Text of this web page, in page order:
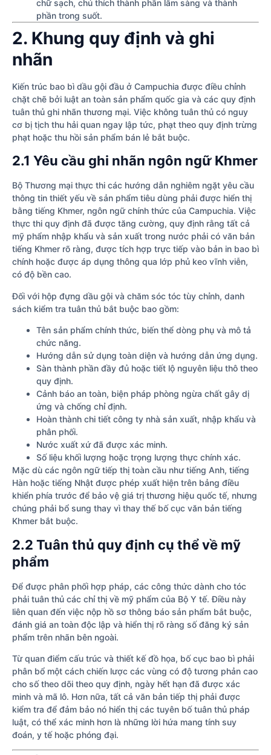
chữ sạch, chú thích thành phần lâm sàng và thành
phần trong suốt.
2. Khung quy định và ghi
nhãn
Kiến trúc bao bì dầu gội đầu ở Campuchia được điều chỉnh
chặt chẽ bởi luật an toàn sản phẩm quốc gia và các quy định
tuân thủ ghi nhãn thương mại. Việc không tuân thủ có nguy
cơ bị tịch thu hải quan ngay lập tức, phạt theo quy định trừng
phạt hoặc thu hồi sản phẩm bán lẻ bắt buộc.
2.1 Yêu cầu ghi nhãn ngôn ngữ Khmer
Bộ Thương mại thực thi các hướng dẫn nghiêm ngặt yêu cầu
thông tin thiết yếu về sản phẩm tiêu dùng phải được hiển thị
bằng tiếng Khmer, ngôn ngữ chính thức của Campuchia. Việc
thực thi quy định đã được tăng cường, quy định rằng tất cả
mỹ phẩm nhập khẩu và sản xuất trong nước phải có văn bản
tiếng Khmer rõ ràng, được tích hợp trực tiếp vào bản in bao bì
chính hoặc được áp dụng thông qua lớp phủ keo vĩnh viễn,
có độ bền cao.
Đối với hộp đựng dầu gội và chăm sóc tóc tùy chỉnh, danh
sách kiểm tra tuân thủ bắt buộc bao gồm:
Tên sản phẩm chính thức, biến thể dòng phụ và mô tả
chức năng.
Hướng dẫn sử dụng toàn diện và hướng dẫn ứng dụng.
Sàn thành phần đầy đủ hoặc tiết lộ nguyên liệu thô theo
quy định.
Cảnh báo an toàn, biện pháp phòng ngừa chất gây dị
ứng và chống chỉ định.
Hoàn thành chi tiết công ty nhà sản xuất, nhập khẩu và
phân phối.
Nước xuất xứ đã được xác minh.
Số liệu khối lượng hoặc trọng lượng thực chính xác.
Mặc dù các ngôn ngữ tiếp thị toàn cầu như tiếng Anh, tiếng
Hàn hoặc tiếng Nhật được phép xuất hiện trên bảng điều
khiển phía trước để bảo vệ giá trị thương hiệu quốc tế, nhưng
chúng phải bổ sung thay vì thay thế bố cục văn bản tiếng
Khmer bắt buộc.
2.2 Tuân thủ quy định cụ thể về mỹ
phẩm
Để được phân phối hợp pháp, các công thức dành cho tóc
phải tuân thủ các chỉ thị về mỹ phẩm của Bộ Y tế. Điều này
liên quan đến việc nộp hồ sơ thông báo sản phẩm bắt buộc,
đánh giá an toàn độc lập và hiển thị rõ ràng số đăng ký sản
phẩm trên nhãn bên ngoài.
Từ quan điểm cấu trúc và thiết kế đồ họa, bố cục bao bì phải
phân bổ một cách chiến lược các vùng có độ tương phản cao
cho số theo dõi theo quy định, ngày hết hạn đã được xác
minh và mã lô. Hơn nữa, tất cả văn bản tiếp thị phải được
kiểm tra để đảm bảo nó hiển thị các tuyên bố tuân thủ pháp
luật, có thể xác minh hơn là những lời hứa mang tính suy
đoán, y tế hoặc phóng đại.